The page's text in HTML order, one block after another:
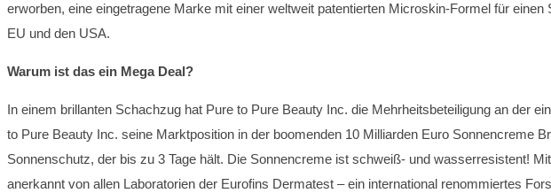
erworben, eine eingetragene Marke mit einer weltweit patentierten Microskin-Formel für
EU und den USA.
Warum ist das ein Mega Deal?
In einem brillanten Schachzug hat Pure to Pure Beauty Inc. die Mehrheitsbeteiligung an der
to Pure Beauty Inc. seine Marktposition in der boomenden 10 Milliarden Euro Sonnencreme
Sonnenschutz, der bis zu 3 Tage hält. Die Sonnencreme ist schweiß- und wasserresistent!
anerkannt von allen Laboratorien der Eurofins Dermatest – ein international renommiertes